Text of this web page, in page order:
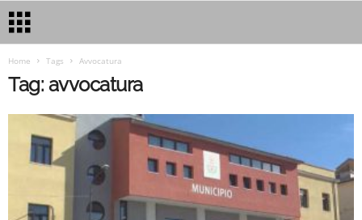
Home Tags Avvocatura
Tag: avvocatura